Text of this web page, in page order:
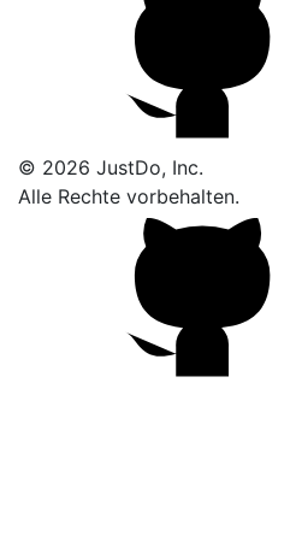
© 2026 JustDo, Inc.
Alle Rechte vorbehalten.